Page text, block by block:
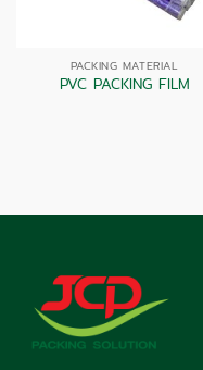
PACKING MATERIAL
PVC PACKING FILM